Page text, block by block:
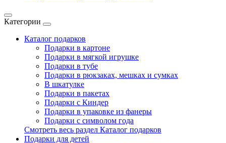
Категории
Каталог подарков
Подарки в картоне
Подарки в мягкой игрушке
Подарки в тубе
Подарки в рюкзаках, мешках и сумках
В шкатулке
Подарки в пакетах
Подарки с Киндер
Подарки в упаковке из фанеры
Подарки с символом года
Смотреть весь раздел Каталог подарков
Подарки для детей